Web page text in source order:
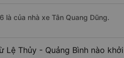
của nhà xe Tân Quang Dũng.
Lệ Thủy - Quảng Bình nào